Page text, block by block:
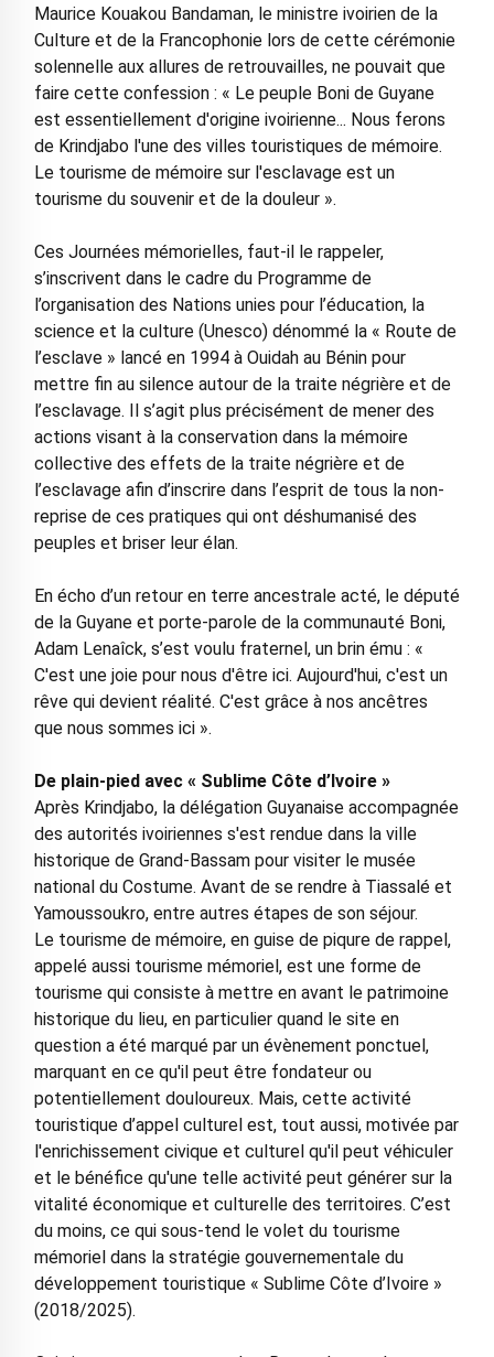
Maurice Kouakou Bandaman, le ministre ivoirien de la
Culture et de la Francophonie lors de cette cérémonie
solennelle aux allures de retrouvailles, ne pouvait que
faire cette confession : « Le peuple Boni de Guyane
est essentiellement d'origine ivoirienne... Nous ferons
de Krindjabo l'une des villes touristiques de mémoire.
Le tourisme de mémoire sur l'esclavage est un
tourisme du souvenir et de la douleur ».
Ces Journées mémorielles, faut-il le rappeler,
s’inscrivent dans le cadre du Programme de
l’organisation des Nations unies pour l’éducation, la
science et la culture (Unesco) dénommé la « Route de
l’esclave » lancé en 1994 à Ouidah au Bénin pour
mettre fin au silence autour de la traite négrière et de
l’esclavage. Il s’agit plus précisément de mener des
actions visant à la conservation dans la mémoire
collective des effets de la traite négrière et de
l’esclavage afin d’inscrire dans l’esprit de tous la non-
reprise de ces pratiques qui ont déshumanisé des
peuples et briser leur élan.
En écho d’un retour en terre ancestrale acté, le député
de la Guyane et porte-parole de la communauté Boni,
Adam Lenaîck, s’est voulu fraternel, un brin ému : «
C'est une joie pour nous d'être ici. Aujourd'hui, c'est un
rêve qui devient réalité. C'est grâce à nos ancêtres
que nous sommes ici ».
De plain-pied avec « Sublime Côte d’Ivoire »
Après Krindjabo, la délégation Guyanaise accompagnée
des autorités ivoiriennes s'est rendue dans la ville
historique de Grand-Bassam pour visiter le musée
national du Costume. Avant de se rendre à Tiassalé et
Yamoussoukro, entre autres étapes de son séjour.
Le tourisme de mémoire, en guise de piqure de rappel,
appelé aussi tourisme mémoriel, est une forme de
tourisme qui consiste à mettre en avant le patrimoine
historique du lieu, en particulier quand le site en
question a été marqué par un évènement ponctuel,
marquant en ce qu'il peut être fondateur ou
potentiellement douloureux. Mais, cette activité
touristique d’appel culturel est, tout aussi, motivée par
l'enrichissement civique et culturel qu'il peut véhiculer
et le bénéfice qu'une telle activité peut générer sur la
vitalité économique et culturelle des territoires. C’est
du moins, ce qui sous-tend le volet du tourisme
mémoriel dans la stratégie gouvernementale du
développement touristique « Sublime Côte d’Ivoire »
(2018/2025).